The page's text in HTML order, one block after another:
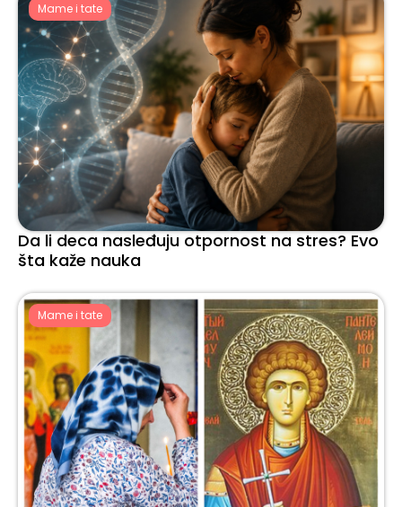
Mame i tate
Da li deca nasleđuju otpornost na stres? Evo
šta kaže nauka
Mame i tate